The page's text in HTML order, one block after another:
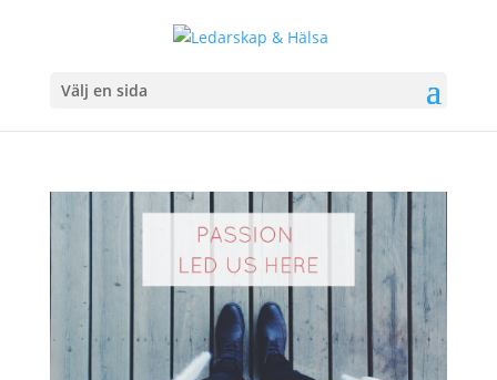
Välj en sida